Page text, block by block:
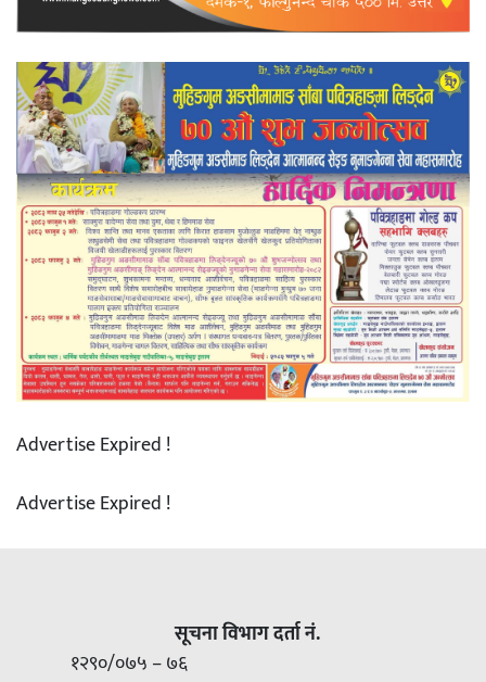
Advertise Expired !
Advertise Expired !
सूचना विभाग दर्ता नं.
१२९०/०७५ – ७६